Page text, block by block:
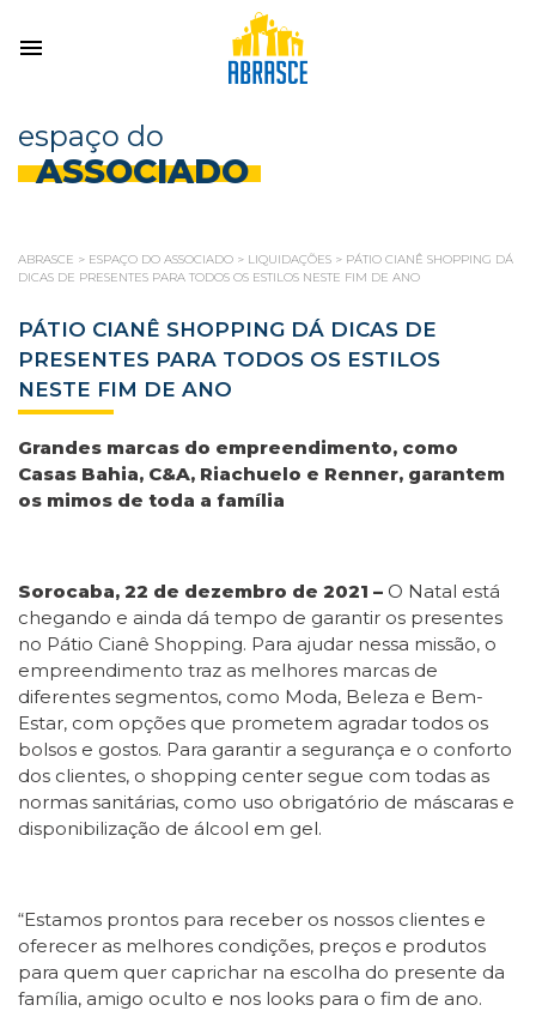
espaço do
ASSOCIADO
ABRASCE > ESPAÇO DO ASSOCIADO > LIQUIDAÇÕES > PÁTIO CIANÊ SHOPPING DÁ
DICAS DE PRESENTES PARA TODOS OS ESTILOS NESTE FIM DE ANO
PÁTIO CIANÊ SHOPPING DÁ DICAS DE
PRESENTES PARA TODOS OS ESTILOS
NESTE FIM DE ANO
Grandes marcas do empreendimento, como
Casas Bahia, C&A, Riachuelo e Renner, garantem
os mimos de toda a família
Sorocaba, 22 de dezembro de 2021 – O Natal está
chegando e ainda dá tempo de garantir os presentes
no Pátio Cianê Shopping. Para ajudar nessa missão, o
empreendimento traz as melhores marcas de
diferentes segmentos, como Moda, Beleza e Bem-
Estar, com opções que prometem agradar todos os
bolsos e gostos. Para garantir a segurança e o conforto
dos clientes, o shopping center segue com todas as
normas sanitárias, como uso obrigatório de máscaras e
disponibilização de álcool em gel.
“Estamos prontos para receber os nossos clientes e
oferecer as melhores condições, preços e produtos
para quem quer caprichar na escolha do presente da
família, amigo oculto e nos looks para o fim de ano.